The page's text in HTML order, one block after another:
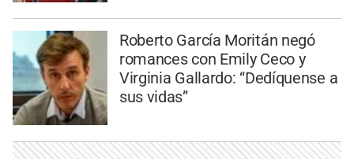
Roberto García Moritán negó
romances con Emily Ceco y
Virginia Gallardo: “Dedíquense a
sus vidas”